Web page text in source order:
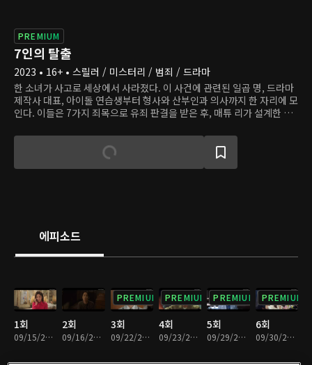
PREMIUM
7인의 탈출
2023 • 16+ • 스릴러 / 미스터리 / 범죄 / 드라마
한 소녀가 사고로 세상에서 사라졌다. 이 사건에 관련된 일곱 명, 드라마
제작사 대표, 아이돌 연습생부터 형사와 산부인과 의사까지 한 자리에 모
인다. 이들은 7가지 죄목으로 유죄 판결을 받은 후, 매튜 리가 설계한 게
살아남고자 한다. 과연 악인들이 저지른, 씻을 수 없는 죄는 무엇일까?
에피소드
1회
09/15/2023 • 1시간 28분
2회
09/16/2023 • 1시간 4분
PREMIUM
3회
09/22/2023 • 1시간 17분
PREMIUM
4회
09/23/2023 • 1시간 10분
PREMIUM
5회
09/29/2023 • 1시간 13분
PREMIUM
6회
09/30/2023 • 1시간 5분